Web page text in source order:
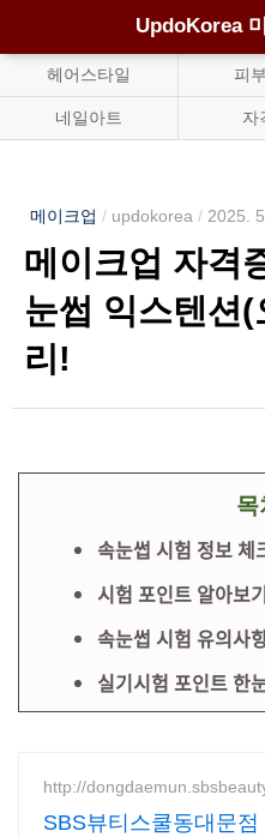
UpdoKorea
헤어스타일 피
네일아트 자
메이크업 / updokorea / 2025.
메이크업 자격
눈썹 익스텐션
리!
목
속눈썹 시험 정보 체
시험 포인트 알아보
속눈썹 시험 유의사
실기시험 포인트 한
http://
SBS뷰티스쿨동대문점